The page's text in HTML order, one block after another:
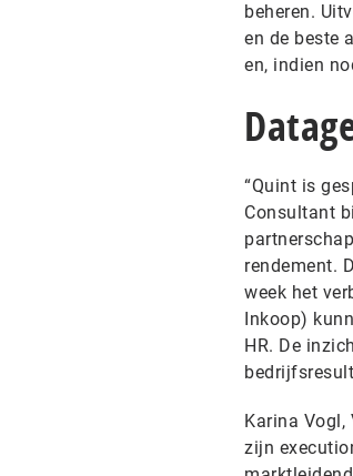
beheren.
en de beste
en, indien
“Quint is
Consultant
rendement.
week het
Inkoop)
HR. De
Karina Vogl,
zijn